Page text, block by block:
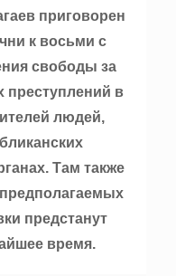
приговорен
к восьми с
свободы за
преступлений в
людей,
Там также
предстанут
время.